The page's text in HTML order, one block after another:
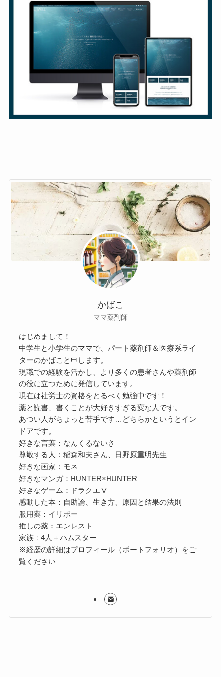
かばこ
ママ薬剤師
はじめまして！
中学生と小学生のママで、パート薬剤師＆医療系ライ
ターのかばこと申します。
現職での経験を活かし、より多くの患者さんや薬剤師
の役に立つために発信しています。
現在は社労士の資格をとるべく勉強中です！
薬と読書、書くことが大好きすぎる変な人です。
あつい人がちょっと苦手です…どちらかというとイン
ドアです。
好きな言葉：なんくるないさ
尊敬する人：稲森和夫さん、日野原重明先生
好きな画家：モネ
好きなマンガ：HUNTER×HUNTER
好きなゲーム：ドラクエⅤ
感動した本：自助論、生き方、原因と結果の法則
服用薬：イリボー
推しの薬：エンレスト
家族：4人＋ハムスター
※経歴の詳細はプロフィール（ポートフォリオ）をご
覧ください